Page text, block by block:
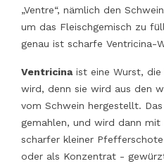
„Ventre“, nämlich den
um das Fleischgemisch zu
genau ist scharfe Ventricina-
Ventricinaist eine Wurst,
wird, denn sie wird aus den
vom Schwein hergestellt.
gemahlen, und wird dann mit
scharfer kleiner
oder als Konzentrat -